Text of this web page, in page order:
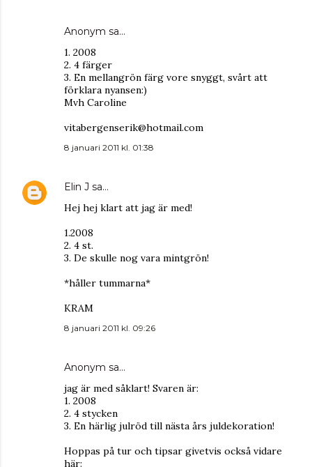
Anonym sa…
1. 2008
2. 4 färger
3. En mellangrön färg vore snyggt, svårt att
förklara nyansen:)
Mvh Caroline
vitabergenserik@hotmail.com
8 januari 2011 kl. 01:38
Elin J sa…
Hej hej klart att jag är med!
1.2008
2. 4 st.
3. De skulle nog vara mintgrön!
*håller tummarna*
KRAM
8 januari 2011 kl. 09:26
Anonym sa…
jag är med såklart! Svaren är:
1. 2008
2. 4 stycken
3. En härlig julröd till nästa års juldekoration!
Hoppas på tur och tipsar givetvis också vidare
här: